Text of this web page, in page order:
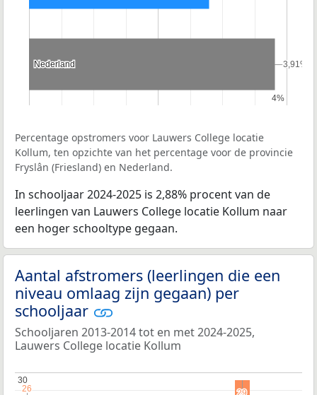
4%
4%
Nederland
Nederland 3,91%
3,91%
Percentage opstromers voor Lauwers College locatie
Kollum, ten opzichte van het percentage voor de provincie
Fryslân (Friesland) en Nederland.
In schooljaar 2024-2025 is 2,88% procent van de
leerlingen van Lauwers College locatie Kollum naar
een hoger schooltype gegaan.
Aantal afstromers (leerlingen die een
niveau omlaag zijn gegaan) per
schooljaar
Schooljaren 2013-2014 tot en met 2024-2025,
Lauwers College locatie Kollum
30
30
26
26